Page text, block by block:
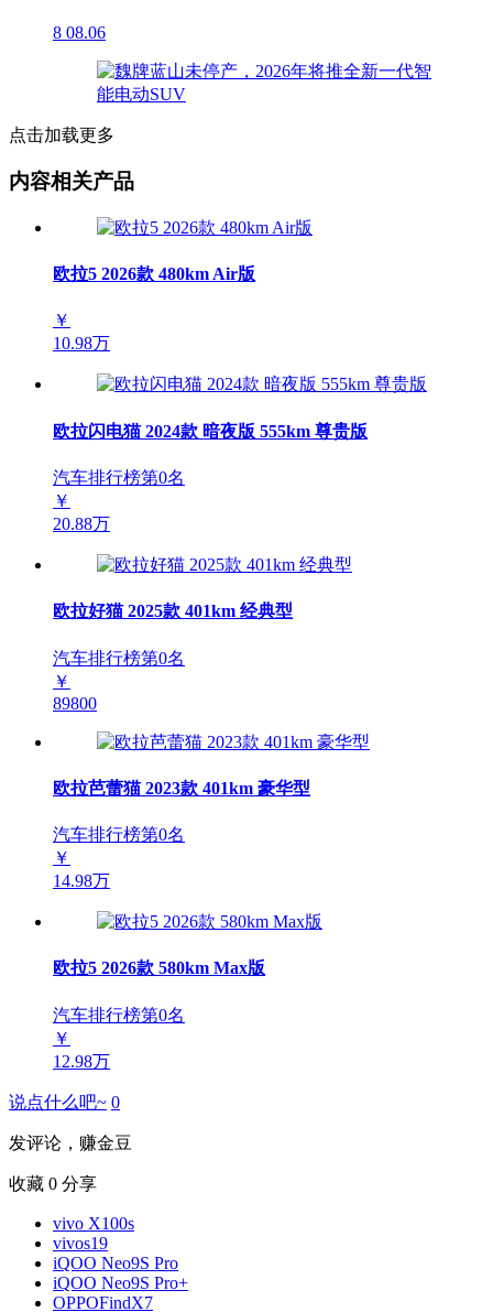
8 08.06
点击加载更多
内容相关产品
欧拉5 2026款 480km Air版
￥
10.98万
欧拉闪电猫 2024款 暗夜版 555km 尊贵版
汽车排行榜第0名
￥
20.88万
欧拉好猫 2025款 401km 经典型
汽车排行榜第0名
￥
89800
欧拉芭蕾猫 2023款 401km 豪华型
汽车排行榜第0名
￥
14.98万
欧拉5 2026款 580km Max版
汽车排行榜第0名
￥
12.98万
说点什么吧~ 0
发评论，赚金豆
收藏 0 分享
vivo X100s
vivos19
iQOO Neo9S Pro
iQOO Neo9S Pro+
OPPOFindX7